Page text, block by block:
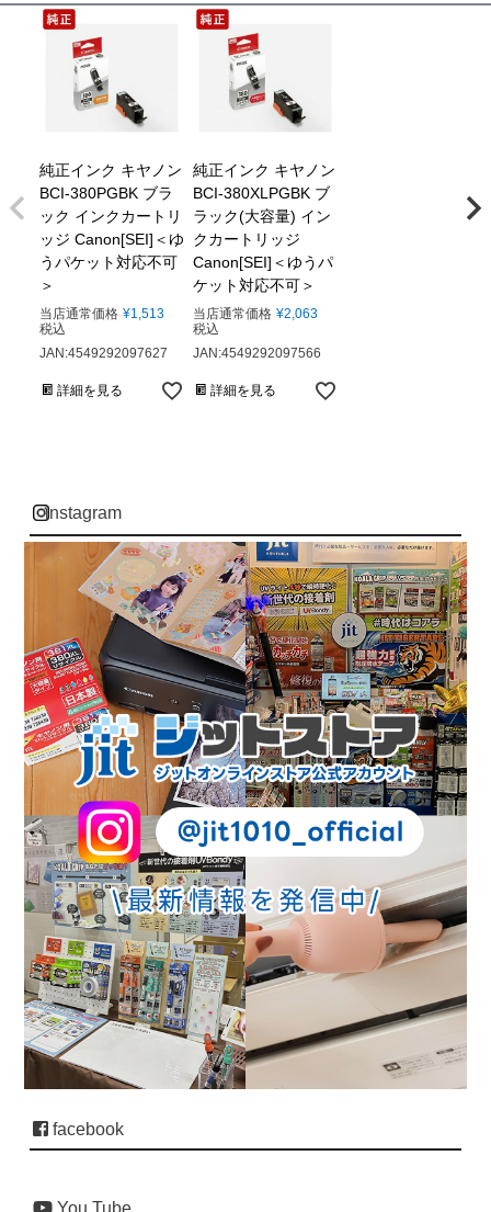
純正インク キヤノン
BCI-380PGBK ブラ
ック インクカートリ
ッジ Canon[SEI]＜ゆ
うパケット対応不可
＞
当店通常価格 ¥1,513
税込
JAN:4549292097627
詳細を見る
純正インク キヤノン
BCI-380XLPGBK ブ
ラック(大容量) イン
クカートリッジ
Canon[SEI]＜ゆうパ
ケット対応不可＞
当店通常価格 ¥2,063
税込
JAN:4549292097566
詳細を見る
instagram
facebook
You Tube